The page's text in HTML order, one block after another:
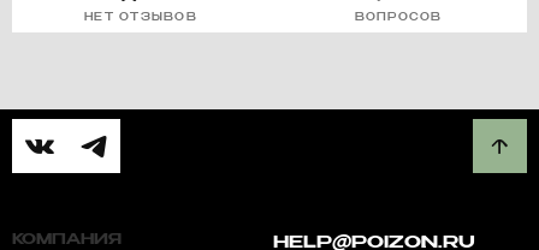
НЕТ ОТЗЫВОВ ВОПРОСОВ
КОМПАНИЯ
HELP@POIZON.RU